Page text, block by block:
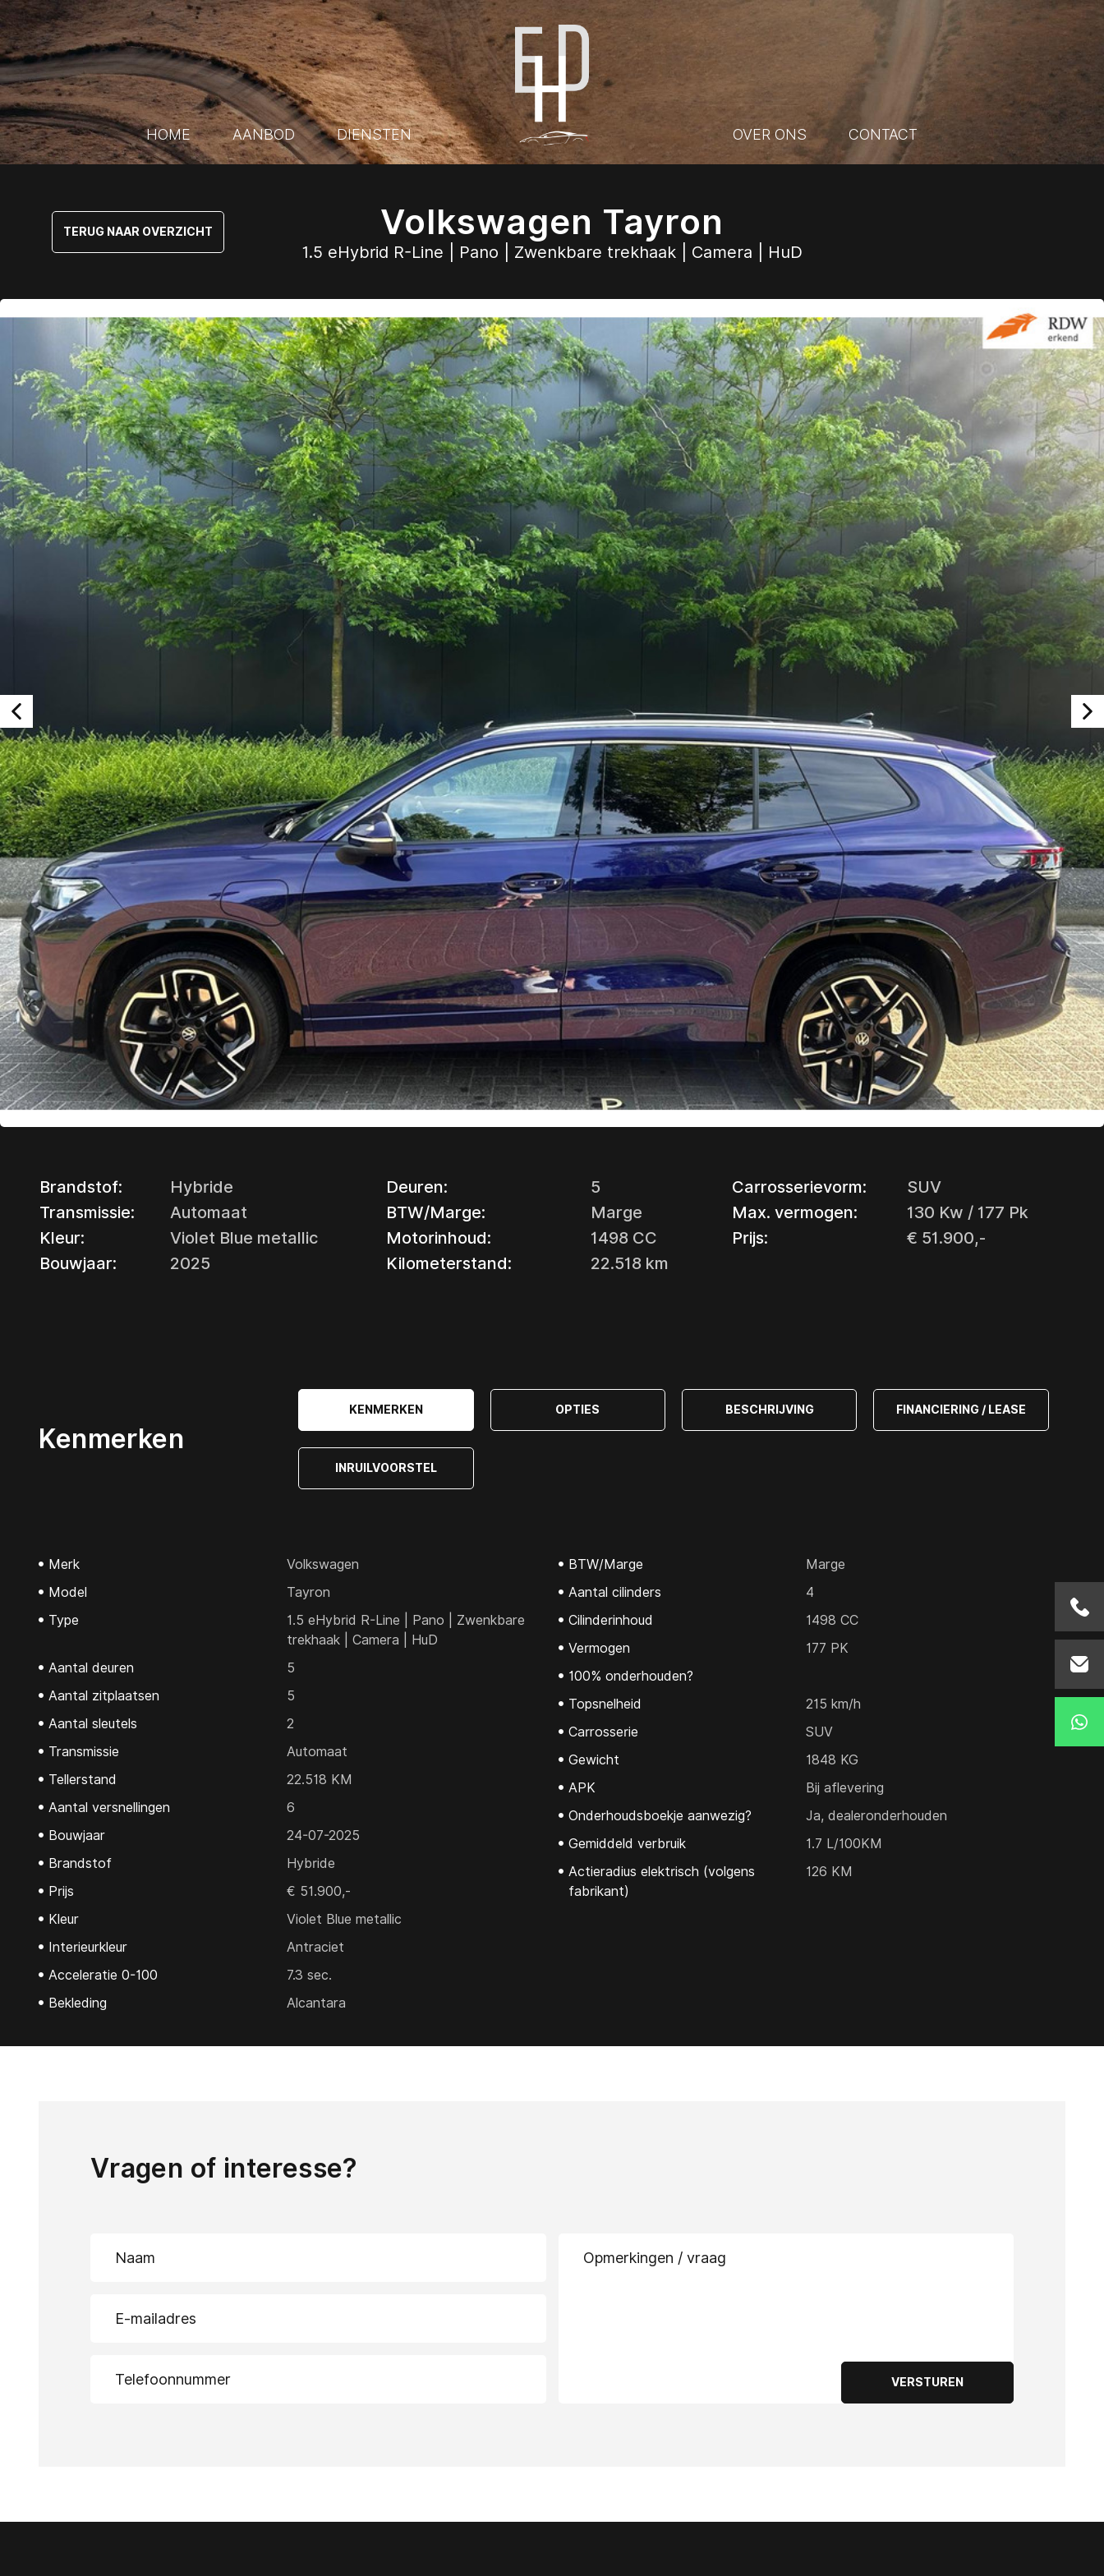
HOME AANBOD DIENSTEN OVER ONS CONTACT
+31
TERUG NAAR OVERZICHT Volkswagen Tayron
1.5 eHybrid R-Line | Pano | Zwenkbare trekhaak | Camera | HuD
Brandstof:
Hybride
Transmissie:
Automaat
Kleur:
Violet Blue metallic
Bouwjaar:
2025
Deuren:
5
BTW/Marge:
Marge
Motorinhoud:
1498 CC
Kilometerstand:
22.518 km
Carrosserievorm:
SUV
Max. vermogen:
130 Kw / 177 Pk
Prijs:
€ 51.900,-
KENMERKEN OPTIES BESCHRIJVING FINANCIERING / LEASE
INRUILVOORSTEL
Kenmerken
Merk
Volkswagen
Model
Tayron
Type
1.5 eHybrid R-Line | Pano | Zwenkbare
trekhaak | Camera | HuD
Aantal deuren
5
Aantal zitplaatsen
5
Aantal sleutels
2
Transmissie
Automaat
Tellerstand
22.518 KM
Aantal versnellingen
6
Bouwjaar
24-07-2025
Brandstof
Hybride
Prijs
€ 51.900,-
Kleur
Violet Blue metallic
Interieurkleur
Antraciet
Acceleratie 0-100
7.3 sec.
Bekleding
Alcantara
BTW/Marge
Marge
Aantal cilinders
4
Cilinderinhoud
1498 CC
Vermogen
177 PK
100% onderhouden?
Topsnelheid
215 km/h
Carrosserie
SUV
Gewicht
1848 KG
APK
Bij aflevering
Onderhoudsboekje aanwezig?
Ja, dealeronderhouden
Gemiddeld verbruik
1.7 L/100KM
Actieradius elektrisch (volgens
fabrikant)
126 KM
Vragen of interesse?
VERSTUREN